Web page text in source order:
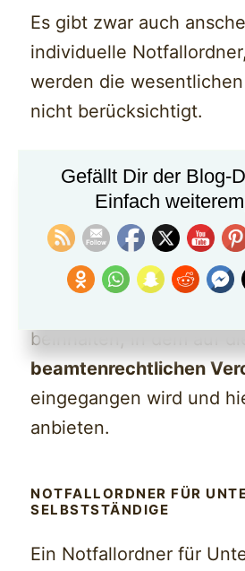
Es gibt zwar auch
individuelle
werden die
nicht berücksichtigt.
Beispiele:
NOTFALLORDNER FÜR
Ein Notfallordner für
beinhalten, in dem auf die
beamtenrechtlichen
eingegangen wird und
anbieten.
NOTFALLORDNER FÜR
SELBSTSTÄNDIGE
Ein Notfallordner für
Gefällt Dir der Blog-
Einfach